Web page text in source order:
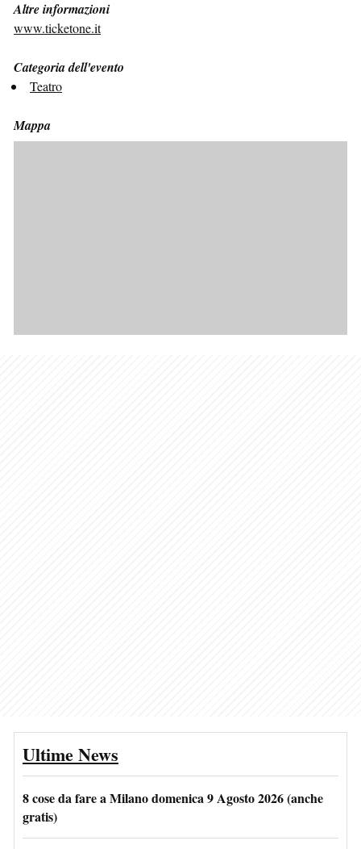
Altre informazioni
www.ticketone.it
Categoria dell'evento
Teatro
Mappa
Ultime News
8 cose da fare a Milano domenica 9 Agosto 2026 (anche
gratis)